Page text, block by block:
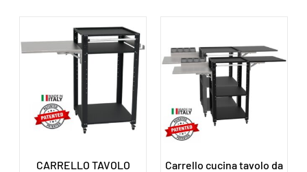
CARRELLO TAVOLO
Carrello cucina tavolo da